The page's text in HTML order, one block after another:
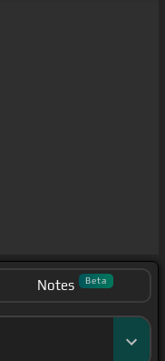
Notes Beta